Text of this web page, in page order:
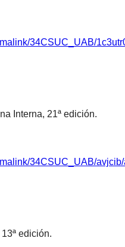
34CSUC_UAB/
Interna, 21ª edición.
34CSUC_UAB/
edición.